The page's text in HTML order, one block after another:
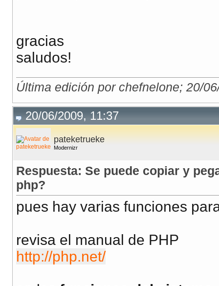
gracias
saludos!
Última edición por chefnelone; 20/
20/06/2009, 11:37
pateketrueke
Modernizr
Respuesta: Se puede copiar y
php?
pues hay varias funciones
revisa el manual de PHP
http://php.net/